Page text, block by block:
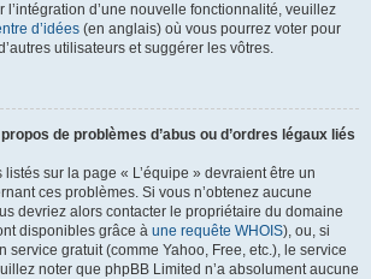
l’intégration d’une nouvelle fonctionnalité, veuillez
d’idées (en anglais) où vous pourrez voter pour
utilisateurs et suggérer les vôtres.
de problèmes d’abus ou d’ordres légaux liés
sur la page « L’équipe » devraient être un
ces problèmes. Si vous n’obtenez aucune
devriez alors contacter le propriétaire du domaine
disponibles grâce à une requête WHOIS), ou, si
service gratuit (comme Yahoo, Free, etc.), le service
noter que phpBB Limited n’a absolument aucune